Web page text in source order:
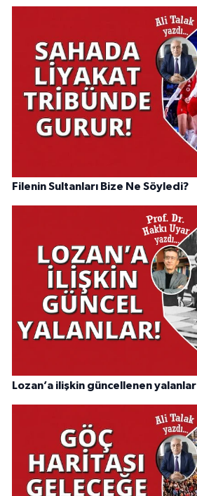
Filenin Sultanları Bize Ne Söyledi?
Lozan’a ilişkin güncellenen yalanlar